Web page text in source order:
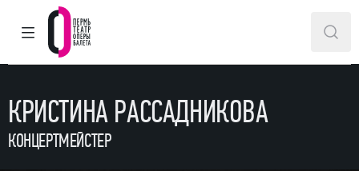
ГЛАВНОЕ МЕНЮ
Пермский театр оперы и балета
КРИСТИНА РАССАДНИКОВА
КОНЦЕРТМЕЙСТЕР